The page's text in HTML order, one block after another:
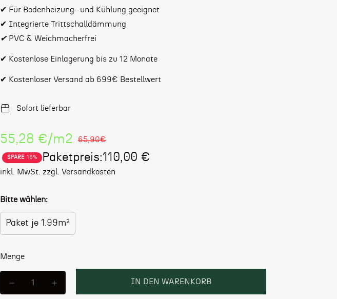
✔ Für Bodenheizung- und Kühlung geeignet
✔ Integrierte Trittschalldämmung
✔ PVC & Weichmacherfrei
✔ Kostenlose Einlagerung bis zu 12 Monate
✔ Kostenloser Versand ab 699€ Bestellwert
Sofort lieferbar
Stückpreis
55,28 €/m2 65,90€
SPARE 16%
VerkaufspreisPaketpreis:110,00 €
Regulärer
Preis
inkl. MwSt. zzgl. Versandkosten
Bitte wählen:
Paket je 1.99m²
Menge
IN DEN WARENKORB